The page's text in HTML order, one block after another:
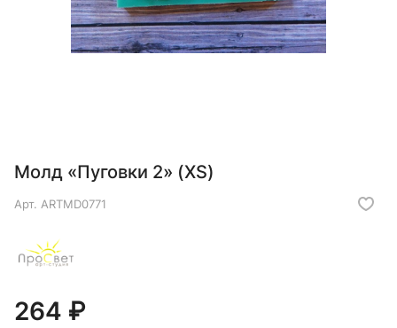
Молд «Пуговки 2» (XS)
Арт. ARTMD0771
264 ₽